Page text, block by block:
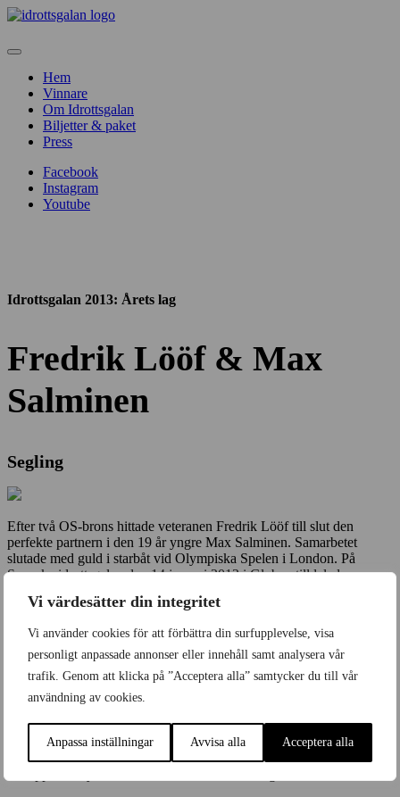
Vi värdesätter din integritet
Vi använder cookies för att förbättra din surfupplevelse, visa
personligt anpassade annonser eller innehåll samt analysera vår
trafik. Genom att klicka på ”Acceptera alla” samtycker du till vår
användning av cookies.
Anpassa inställningar Avvisa alla Acceptera alla
Hem
Vinnare
Om Idrottsgalan
Biljetter & paket
Press
Facebook
Instagram
Youtube
Idrottsgalan 2013: Årets lag
Fredrik Lööf & Max
Salminen
Segling
Efter två OS-brons hittade veteranen Fredrik Lööf till slut den
perfekte partnern i den 19 år yngre Max Salminen. Samarbetet
slutade med guld i starbåt vid Olympiska Spelen i London. På
Svenska idrottsgalan den 14 januari 2013 i Globen tilldelades
Se alla Årets lag
Idrottsgalan är en festklädd galamiddag för över 2000 personer som
tillsammans med Sveriges idrottselit upplever evenemanget på plats.
Varje år i januari bänkar sig tv-tittarna och gästerna i arenan för att